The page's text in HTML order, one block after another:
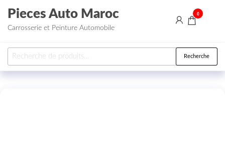
Aller au contenu
Pieces Auto Maroc
Carrosserie et Peinture Automobile
0
Recherche pour : Recherche